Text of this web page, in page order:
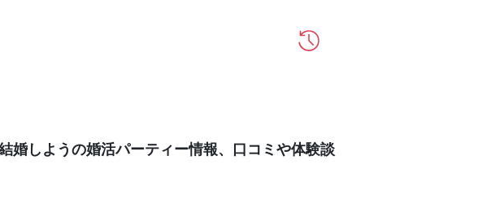
婚しようの婚活パーティー情報、口コミや体験談